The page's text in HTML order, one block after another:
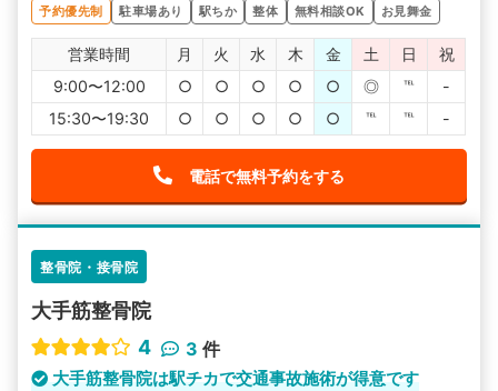
予約優先制
駐車場あり 駅ちか 整体 無料相談OK お見舞金
営業時間 月 火 水 木 金 土 日
祝
9:00〜12:00
○ ○ ○ ○ ○ ◎ ℡
-
15:30〜19:30
○ ○ ○ ○ ○ ℡ ℡ -
電話で無料予約をする
整骨院・接骨院
大手筋整骨院
4
3 件
大手筋整骨院は駅チカで交通事故施術が得意です